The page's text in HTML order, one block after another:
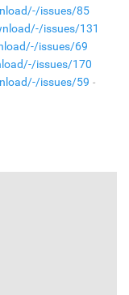
issues/85
issues/131
issues/69
issues/170
issues/59